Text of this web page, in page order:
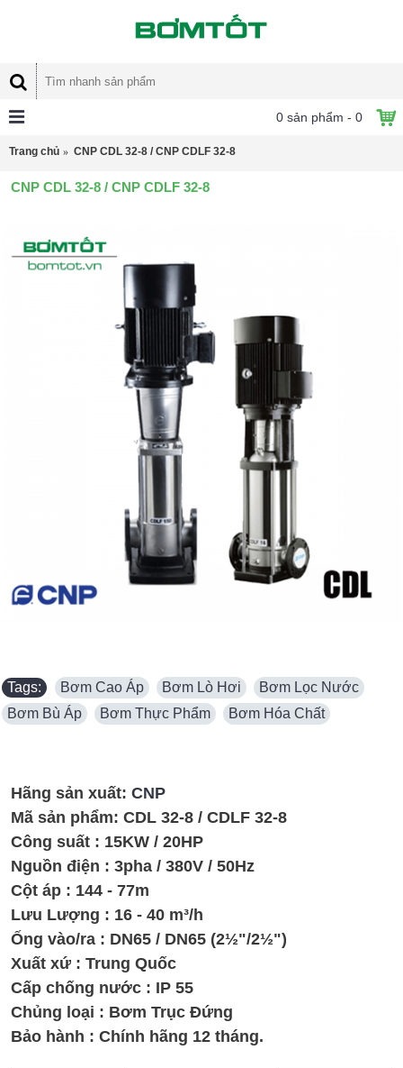
0 sản phẩm - 0
Trang chủ CNP CDL 32-8 / CNP CDLF 32-8
CNP CDL 32-8 / CNP CDLF 32-8
Tags: Bơm Cao Áp Bơm Lò Hơi Bơm Lọc Nước
Bơm Bù Áp
Bơm Thực Phẩm Bơm Hóa Chất
Hãng sản xuất: CNP
Mã sản phẩm: CDL 32-8 / CDLF 32-8
Công suất : 15KW / 20HP
Nguồn điện : 3pha / 380V / 50Hz
Cột áp : 144 - 77m
Lưu Lượng : 16 - 40 m³/h
Ống vào/ra : DN65 / DN65 (2½"/2½")
Xuất xứ : Trung Quốc
Cấp chống nước : IP 55
Chủng loại : Bơm Trục Đứng
Bảo hành : Chính hãng 12 tháng.